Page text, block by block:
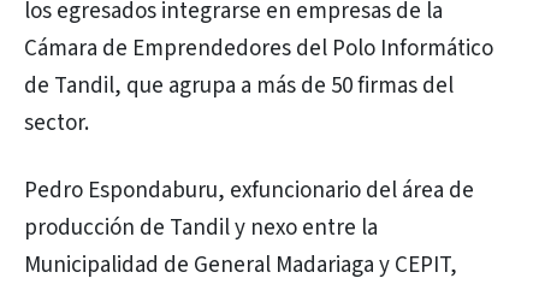
los egresados integrarse en empresas de la
Cámara de Emprendedores del Polo Informático
de Tandil, que agrupa a más de 50 firmas del
sector.
Pedro Espondaburu, exfuncionario del área de
producción de Tandil y nexo entre la
Municipalidad de General Madariaga y CEPIT,